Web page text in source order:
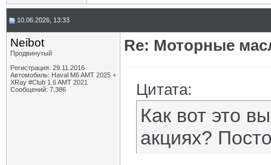
10.06.2026, 13:33
Neibot
Продвинутый
Регистрация: 29.11.2016
Автомобиль: Haval M6 AMT 2025 +
XRay #Club 1.6 AMT 2021
Сообщений: 7,386
Re: Моторные
Цитата:
Как вот это
акциях?